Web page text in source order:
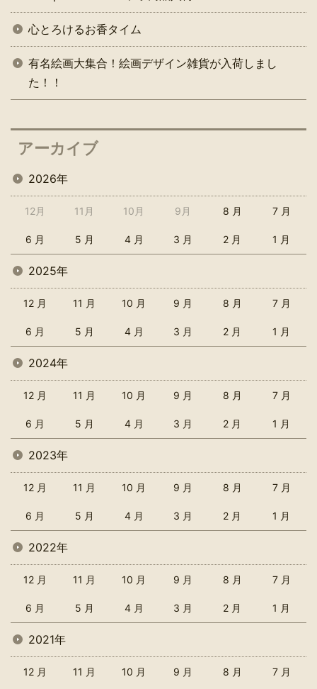
心とろけるお香タイム
有名絵画大集合！絵画デザイン雑貨が入荷しまし
た！！
アーカイブ
2026年
12月 11月 10月 9月 8 月 7 月
6 月 5 月 4 月 3 月 2 月 1 月
2025年
12 月 11 月 10 月 9 月 8 月 7 月
6 月 5 月 4 月 3 月 2 月 1 月
2024年
12 月 11 月 10 月 9 月 8 月 7 月
6 月 5 月 4 月 3 月 2 月 1 月
2023年
12 月 11 月 10 月 9 月 8 月 7 月
6 月 5 月 4 月 3 月 2 月 1 月
2022年
12 月 11 月 10 月 9 月 8 月 7 月
6 月 5 月 4 月 3 月 2 月 1 月
2021年
12 月 11 月 10 月 9 月 8 月 7 月